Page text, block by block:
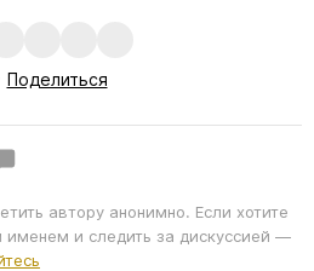
Поделиться
автору анонимно. Если хотите
именем и следить за дискуссией —